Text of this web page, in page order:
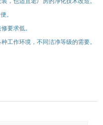
。
要求低。
工作环境，不同洁净等级的需要。